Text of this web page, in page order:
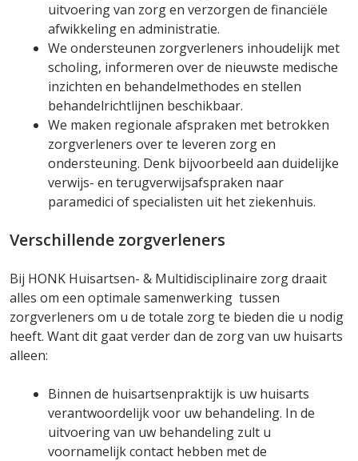
uitvoering van zorg en verzorgen de financiële
afwikkeling en administratie.
We ondersteunen zorgverleners inhoudelijk met
scholing, informeren over de nieuwste medische
inzichten en behandelmethodes en stellen
behandelrichtlijnen beschikbaar.
We maken regionale afspraken met betrokken
zorgverleners over te leveren zorg en
ondersteuning. Denk bijvoorbeeld aan duidelijke
verwijs- en terugverwijsafspraken naar
paramedici of specialisten uit het ziekenhuis.
Verschillende zorgverleners
Bij HONK Huisartsen- & Multidisciplinaire zorg draait
alles om een optimale samenwerking tussen
zorgverleners om u de totale zorg te bieden die u nodig
heeft. Want dit gaat verder dan de zorg van uw huisarts
alleen:
Binnen de huisartsenpraktijk is uw huisarts
verantwoordelijk voor uw behandeling. In de
uitvoering van uw behandeling zult u
voornamelijk contact hebben met de